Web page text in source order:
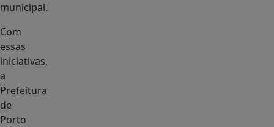
municipal.
Com
essas
iniciativas,
a
Prefeitura
de
Porto